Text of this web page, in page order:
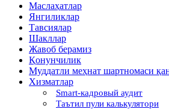
Маслаҳатлар
Янгиликлар
Тавсиялар
Шакллар
Жавоб берамиз
Қонунчилик
Муддатли меҳнат шартномаси
Хизматлар
Smart-кадровый аудит
Таътил пули калькулятори